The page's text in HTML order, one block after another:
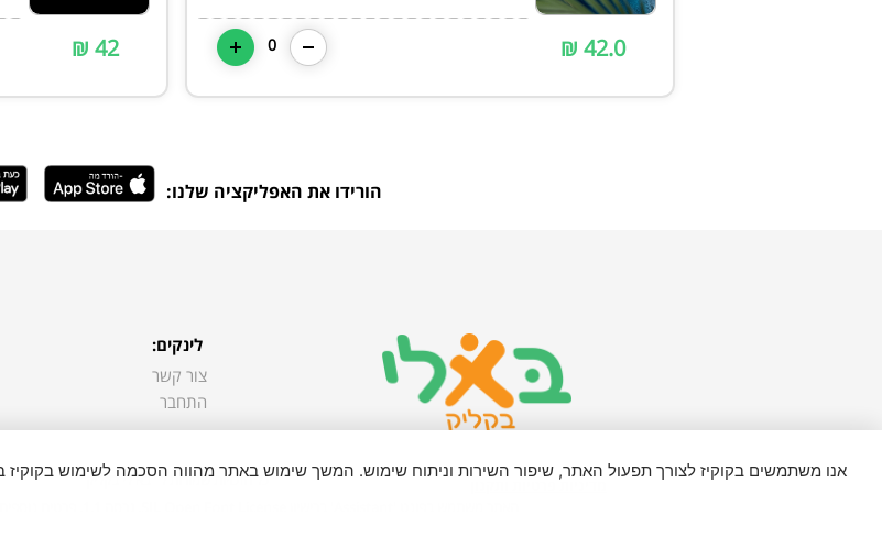
42.0 ₪
0
42 ₪
הורידו את האפליקציה שלנו:
מדיניות פרטיות ותקנון
לינקים:
צור קשר
התחבר
כל הזכויות שמורות ל "בא לי בקליק"
אנו משתמשים בקוקיז לצורך תפעול האתר, שיפור השירות וניתוח שימוש. המשך שימוש באתר מהווה הסכמה לשימוש בקוקיז